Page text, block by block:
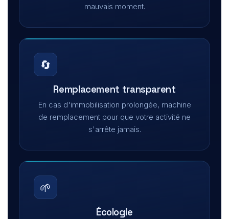
mauvais moment.
🔄
Remplacement transparent
En cas d'immobilisation prolongée, machine
de remplacement pour que votre activité ne
s'arrête jamais.
🌱
Écologie